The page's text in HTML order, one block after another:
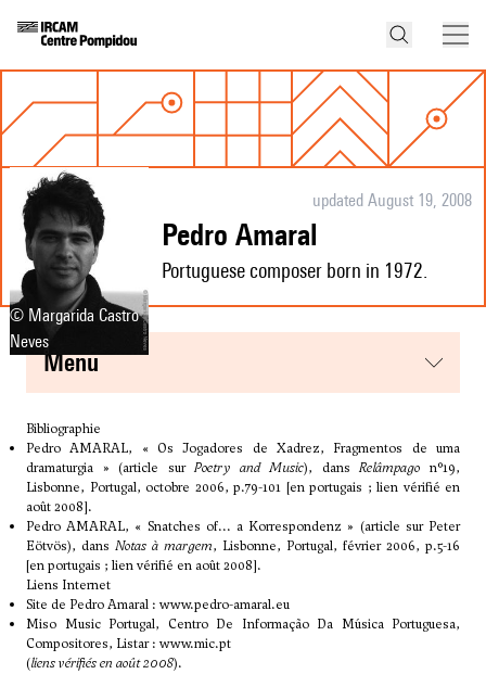
© Margarida Castro
Neves
updated August 19, 2008
Pedro Amaral
Portuguese composer born in 1972.
menu
Bibliographie
Pedro AMARAL, « Os Jogadores de Xadrez, Fragmentos de uma
dramaturgia » (article surPoetry and Music), dansRelâmpago n°19,
Lisbonne, Portugal, octobre 2006, p.79-101 [en portugais ; lien vérifié en
août 2008].
Pedro AMARAL, « Snatches of... a Korrespondenz » (article sur Peter
Eötvös), dans Notas à margem, Lisbonne, Portugal, février 2006, p.5-16
[en portugais ; lien vérifié en août 2008].
Liens Internet
Site de Pedro Amaral : www.pedro-amaral.eu
Miso Music Portugal, Centro De Informação Da Música Portuguesa,
Compositores, Listar : www.mic.pt
(liens vérifiés en août 2008).